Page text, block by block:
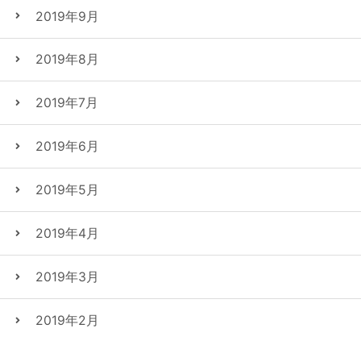
2019年9月
2019年8月
2019年7月
2019年6月
2019年5月
2019年4月
2019年3月
2019年2月